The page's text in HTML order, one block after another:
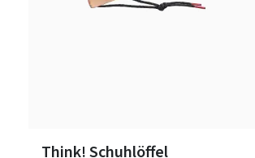
Think! Schuhlöffel